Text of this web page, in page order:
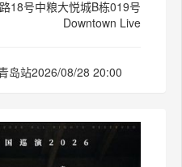
18号中粮大悦城B栋019号
Downtown Live
岛站2026/08/28 20:00